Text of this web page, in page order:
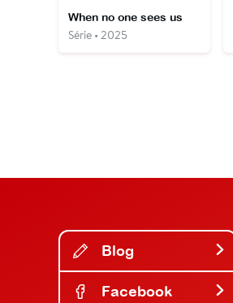
When no one sees us
Série • 2025
Blog
Facebook